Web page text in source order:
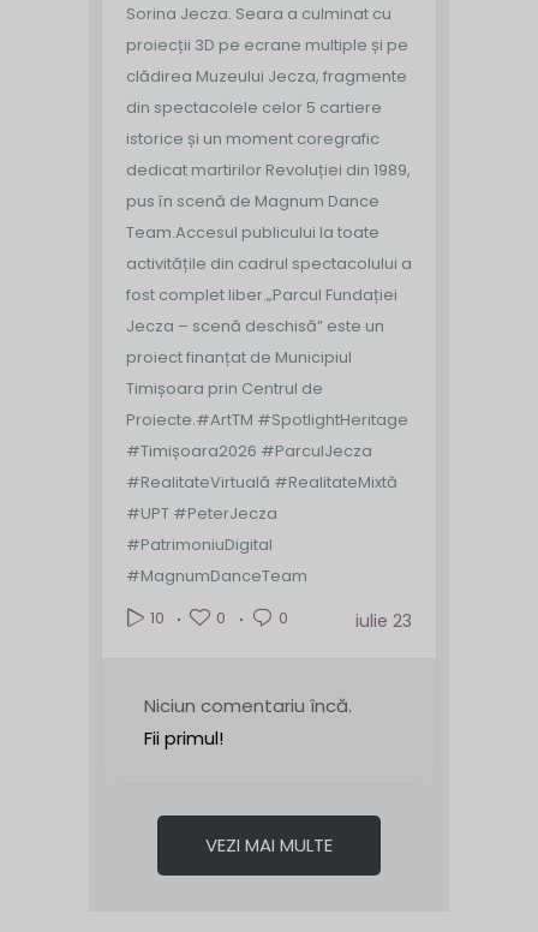
Sorina Jecza. Seara a culminat cu
proiecții 3D pe ecrane multiple și pe
clădirea Muzeului Jecza, fragmente
din spectacolele celor 5 cartiere
istorice și un moment coregrafic
dedicat martirilor Revoluției din 1989,
pus în scenă de Magnum Dance
Team.Accesul publicului la toate
activitățile din cadrul spectacolului a
fost complet liber.„Parcul Fundației
Jecza – scenă deschisă” este un
proiect finanțat de Municipiul
Timișoara prin Centrul de
Proiecte.#ArtTM #SpotlightHeritage
#Timișoara2026 #ParculJecza
#RealitateVirtuală #RealitateMixtă
#UPT #PeterJecza
#PatrimoniuDigital
#MagnumDanceTeam
10
0 0 iulie 23
Niciun comentariu încă.
Fii primul!
VEZI MAI MULTE